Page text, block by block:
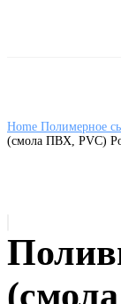
Home Полимерное
(смола ПВХ, PVC)